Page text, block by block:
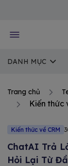
DANH MỤC
Trang chủ
Kiến thức
Kiến thức về CRM
ChatAI Trả
Hỏi Lại Từ